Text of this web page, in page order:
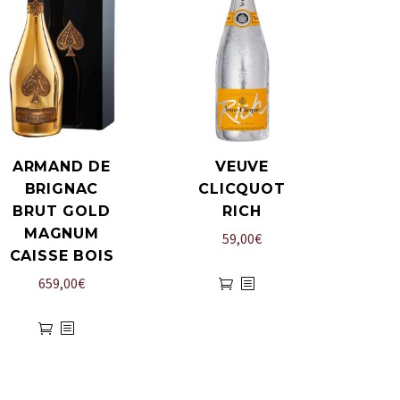
ARMAND DE
BRIGNAC
BRUT GOLD
MAGNUM
CAISSE BOIS
659,00€
VEUVE
CLICQUOT
RICH
59,00€